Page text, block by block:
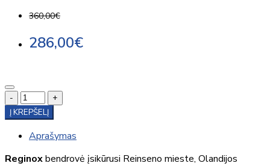
360,00€
286,00€
-
+
Į KREPŠELĮ
Aprašymas
Reginoxbendrovė įsikūrusi Reinseno mieste, Olandijos